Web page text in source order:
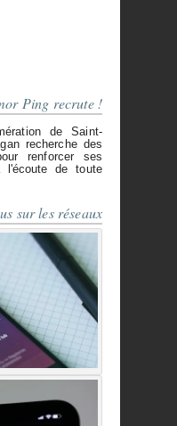
Ping recrute !
de Saint-
recherche des
renforcer ses
l'écoute de toute
sur les réseaux